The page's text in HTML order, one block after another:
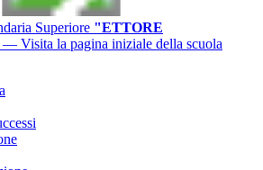
Superiore "ETTORE
— Visita la pagina iniziale della scuola